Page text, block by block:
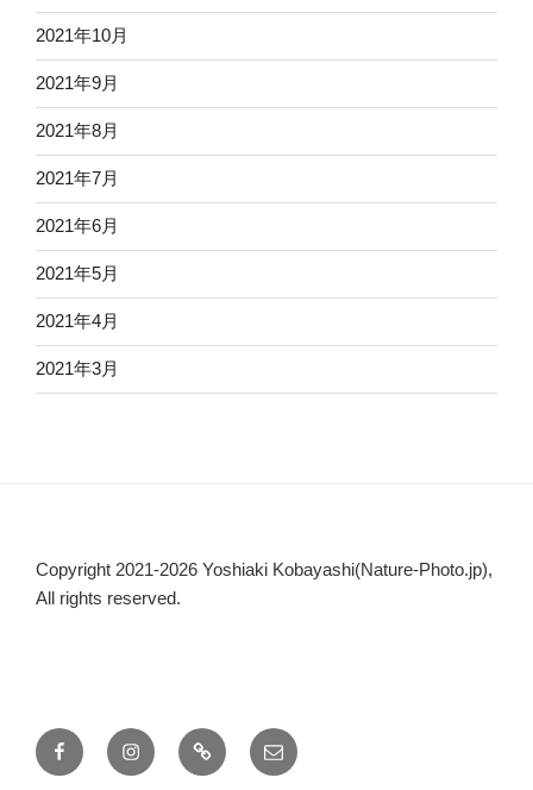
2021年10月
2021年9月
2021年8月
2021年7月
2021年6月
2021年5月
2021年4月
2021年3月
Copyright 2021-2026 Yoshiaki Kobayashi(Nature-Photo.jp),
All rights reserved.
FacebookInstagramWEB
メ
ー